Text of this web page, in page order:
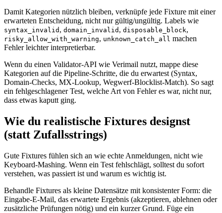
Damit Kategorien nützlich bleiben, verknüpfe jede Fixture mit einer
erwarteten Entscheidung, nicht nur gültig/ungültig. Labels wie
syntax_invalid , domain_invalid , disposable_block,
risky_allow_with_warning, unknown_catch_all machen
Fehler leichter interpretierbar.
Wenn du einen Validator‑API wie Verimail nutzt, mappe diese
Kategorien auf die Pipeline‑Schritte, die du erwartest (Syntax,
Domain‑Checks, MX‑Lookup, Wegwerf‑Blocklist‑Match). So sagt
ein fehlgeschlagener Test, welche Art von Fehler es war, nicht nur,
dass etwas kaputt ging.
Wie du realistische Fixtures designst
(statt Zufallsstrings)
Gute Fixtures fühlen sich an wie echte Anmeldungen, nicht wie
Keyboard‑Mashing. Wenn ein Test fehlschlägt, solltest du sofort
verstehen, was passiert ist und warum es wichtig ist.
Behandle Fixtures als kleine Datensätze mit konsistenter Form: die
Eingabe‑E‑Mail, das erwartete Ergebnis (akzeptieren, ablehnen oder
zusätzliche Prüfungen nötig) und ein kurzer Grund. Füge ein